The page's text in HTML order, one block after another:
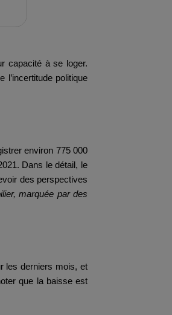
capacité à se loger.
politique
environ 775 000
Dans le détail, le
des perspectives
marquée par des
les derniers mois, et
que la baisse est